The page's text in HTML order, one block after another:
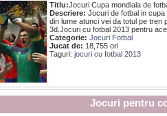
Titlu:Jocuri Cupa mondiala de
Descriere: Jocuri de fotbal in
din lume atunci vei da totul pe tren
3d.Jocuri cu fotbal 2013 pentru
Categorie: Jocuri Fotbal
Jucat de: 18,755 ori
Taguri: jocuri cu fotbal 2013
Jocuri pentru